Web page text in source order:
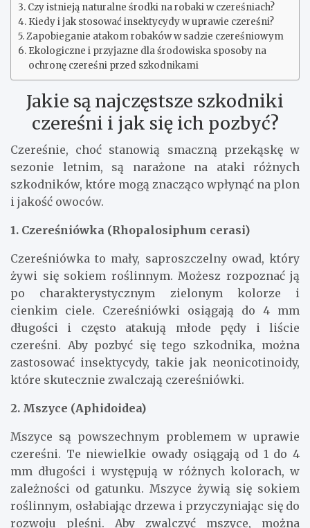
Czy istnieją naturalne środki na robaki w czereśniach?
Kiedy i jak stosować insektycydy w uprawie czereśni?
Zapobieganie atakom robaków w sadzie czereśniowym
Ekologiczne i przyjazne dla środowiska sposoby na
ochronę czereśni przed szkodnikami
Jakie są najczęstsze szkodniki
czereśni i jak się ich pozbyć?
Czereśnie, choć stanowią smaczną przekąskę w
sezonie letnim, są narażone na ataki różnych
szkodników, które mogą znacząco wpłynąć na plon
i jakość owoców.
1. Czereśniówka (Rhopalosiphum cerasi)
Czereśniówka to mały, saproszczelny owad, który
żywi się sokiem roślinnym. Możesz rozpoznać ją
po charakterystycznym zielonym kolorze i
cienkim ciele. Czereśniówki osiągają do 4 mm
długości i często atakują młode pędy i liście
czereśni. Aby pozbyć się tego szkodnika, można
zastosować insektycydy, takie jak neonicotinoidy,
które skutecznie zwalczają czereśniówki.
2. Mszyce (Aphidoidea)
Mszyce są powszechnym problemem w uprawie
czereśni. Te niewielkie owady osiągają od 1 do 4
mm długości i występują w różnych kolorach, w
zależności od gatunku. Mszyce żywią się sokiem
roślinnym, osłabiając drzewa i przyczyniając się do
rozwoju pleśni. Aby zwalczyć mszyce, można